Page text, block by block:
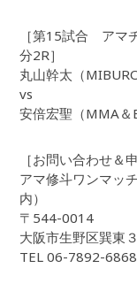
［第15試合 アマ
分2R］
丸山幹太（
vs
安倍宏聖（MMA＆
［お問い合わせ＆
アマ修斗ワンマッ
内）
〒544-0014
大阪市生野区巽東
TEL 06-7892-6868